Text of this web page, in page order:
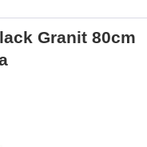
Granit 80cm